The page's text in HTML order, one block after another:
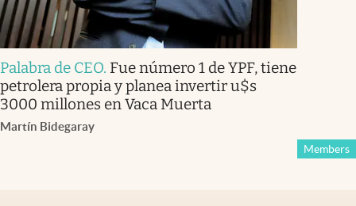
Palabra de CEO. Fue número 1 de YPF, tiene
petrolera propia y planea invertir u$s
3000 millones en Vaca Muerta
Martín Bidegaray
Members